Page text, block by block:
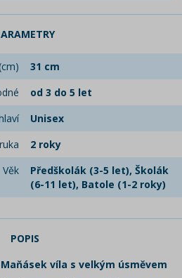
31 cm
od 3 do 5 let
Unisex
2 roky
Věk
Předškolák (3-5 let), Školák
(6-11 let), Batole (1-2 roky)
POPIS
víla s velkým úsměvem